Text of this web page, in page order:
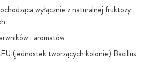
wyłącznie z naturalnej fruktozy
i aromatów
(jednostek tworzących kolonie) Bacillus